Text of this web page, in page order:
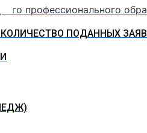
профессионального
ПОДАННЫХ